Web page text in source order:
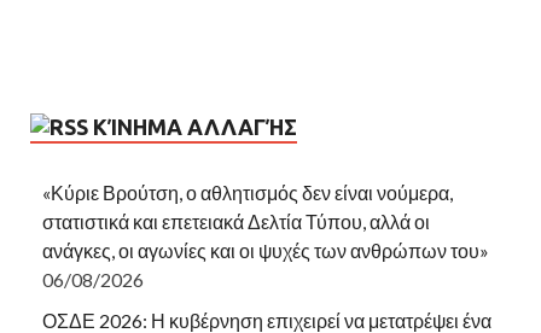
ΚΊΝΗΜΑ ΑΛΛΑΓΉΣ
«Κύριε Βρούτση, ο αθλητισμός δεν είναι νούμερα,
στατιστικά και επετειακά Δελτία Τύπου, αλλά οι
ανάγκες, οι αγωνίες και οι ψυχές των ανθρώπων του»
06/08/2026
ΟΣΔΕ 2026: Η κυβέρνηση επιχειρεί να μετατρέψει ένα